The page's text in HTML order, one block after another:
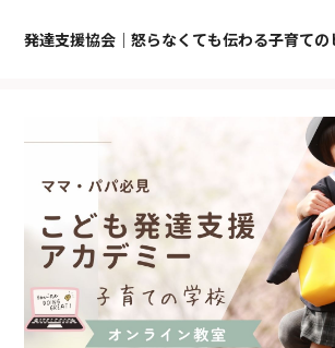
発達支援協会｜怒らなくても伝わる子育ての